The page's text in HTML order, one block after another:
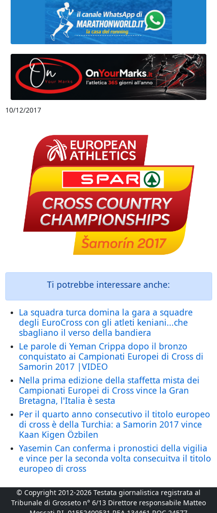
10/12/2017
Ti potrebbe interessare anche:
La squadra turca domina la gara a squadre
degli EuroCross con gli atleti keniani...che
sbagliano il verso della bandiera
Le parole di Yeman Crippa dopo il bronzo
conquistato ai Campionati Europei di Cross di
Samorin 2017 |VIDEO
Nella prima edizione della staffetta mista dei
Campionati Europei di Cross vince la Gran
Bretagna, l'Italia è sesta
Per il quarto anno consecutivo il titolo europeo
di cross è della Turchia: a Samorin 2017 vince
Kaan Kigen Özbilen
Yasemin Can conferma i pronostici della vigilia
e vince per la seconda volta consecuitva il titolo
europeo di cross
© Copyright 2012-2026 Testata giornalistica registrata al
Tribunale di Grosseto n° 6/13 Direttore responsabile Matteo